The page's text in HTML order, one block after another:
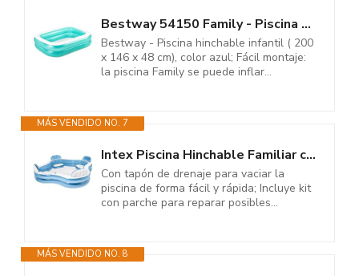
Bestway 54150 Family - Piscina Hinchable para niños, 200 x 146 x 48 cm,...
Bestway - Piscina hinchable infantil ( 200
x 146 x 48 cm), color azul; Fácil montaje:
la piscina Family se puede inflar...
MÁS VENDIDO NO. 7
Intex Piscina Hinchable Familiar con Asientos, 229x229x66 cm, 990 litros, 4...
Con tapón de drenaje para vaciar la
piscina de forma fácil y rápida; Incluye kit
con parche para reparar posibles...
MÁS VENDIDO NO. 8